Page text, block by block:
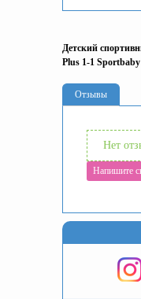
Детский
Plus 1-1 Sportbaby
Отзывы
Нет
Напишите